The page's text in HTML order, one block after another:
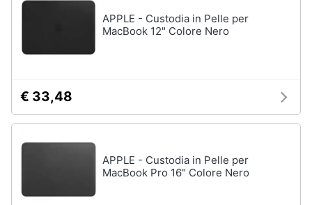
APPLE - Custodia in Pelle per
MacBook 12" Colore Nero
€ 33,48
APPLE - Custodia in Pelle per
MacBook Pro 16" Colore Nero